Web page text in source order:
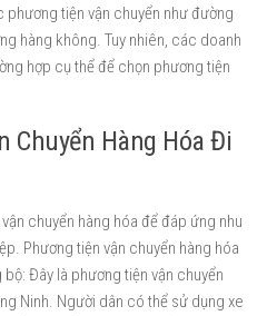
tiện vận chuyển như đường
hàng không. Tuy nhiên, các doanh
hợp cụ thể để chọn phương tiện
Chuyển Hàng Hóa Đi
chuyển hàng hóa để đáp ứng nhu
Phương tiện vận chuyển hàng hóa
Đây là phương tiện vận chuyển
Ninh. Người dân có thể sử dụng xe